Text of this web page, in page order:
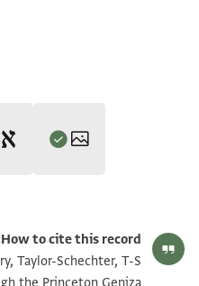
unpublished edition (1950–85).
בר
T-S 8J10.8 1v
How to cite this record:
Taylor-Schechter, T-S